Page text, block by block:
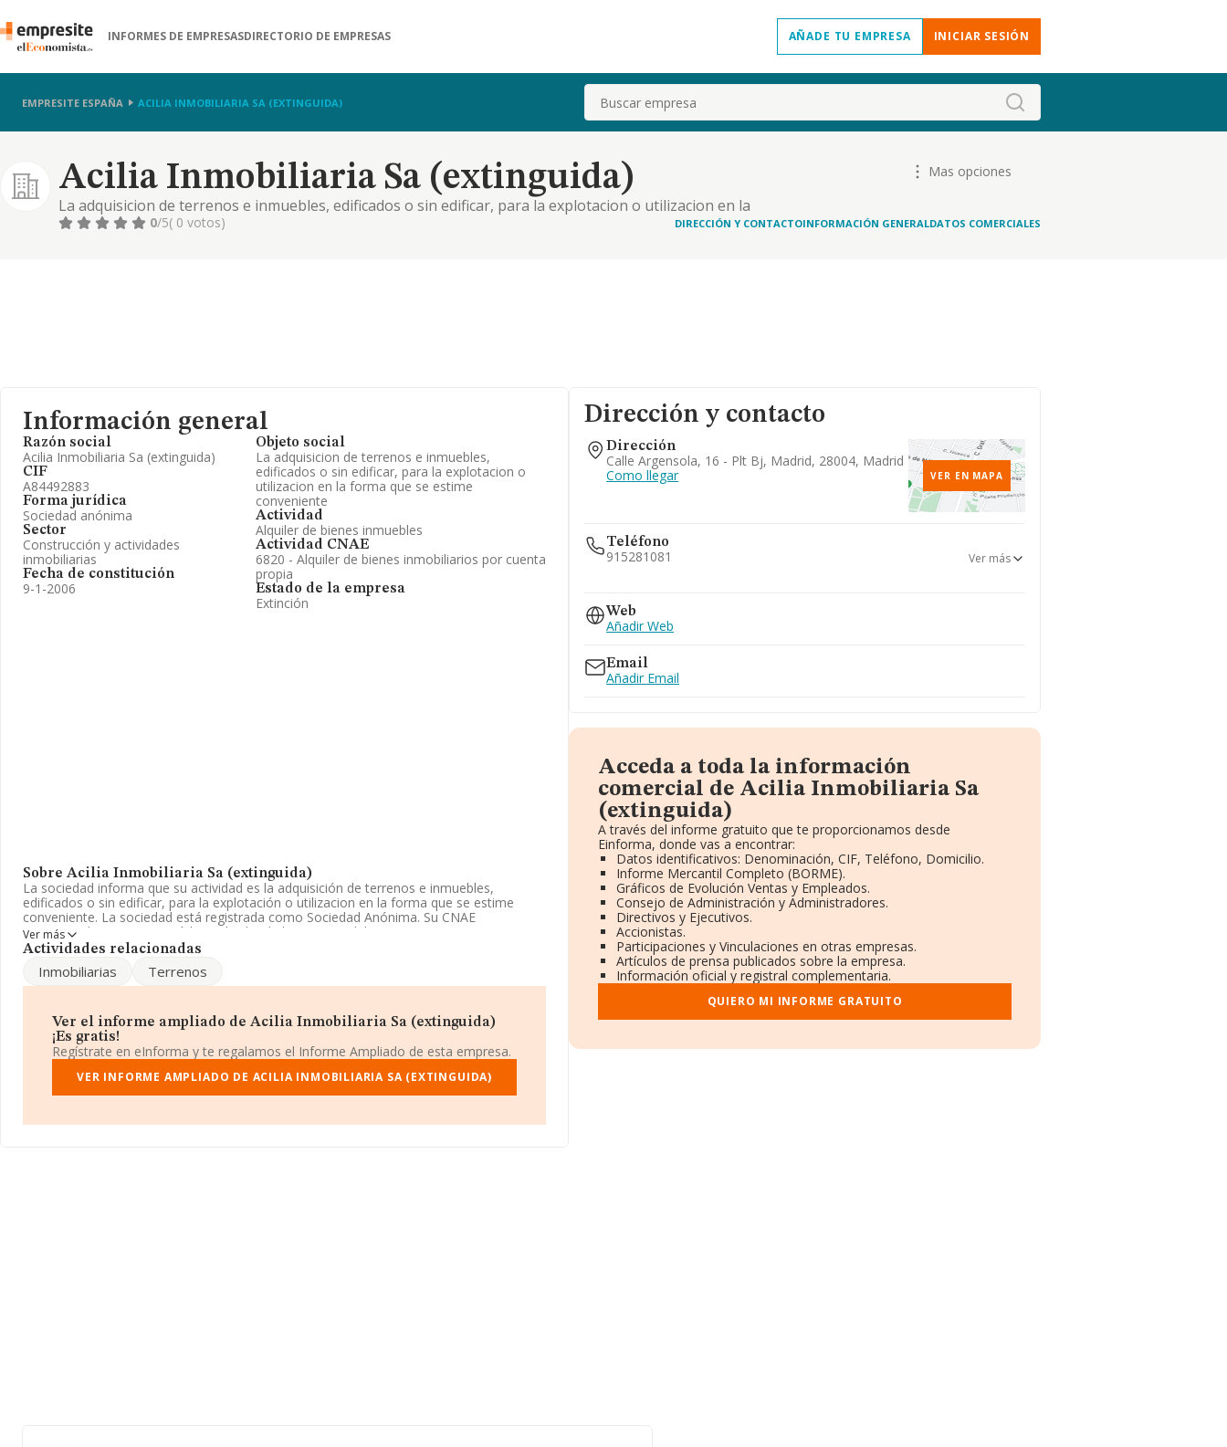
INFORMES DE EMPRESASDIRECTORIO DE EMPRESAS AÑADE TU EMPRESA INICIAR SESIÓN
EMPRESITE ESPAÑA ACILIA INMOBILIARIA SA (EXTINGUIDA) Buscar
Acilia Inmobiliaria Sa (extinguida)
La adquisicion de terrenos e inmuebles, edificados o sin edificar, para la explotacion o utilizacion en la
forma que se estime conveniente
Mas opciones
0/5( 0 votos) DIRECCIÓN Y CONTACTOINFORMACIÓN GENERALDATOS COMERCIALES
Información general
Razón social
Acilia Inmobiliaria Sa (extinguida)
CIF
A84492883
Forma jurídica
Sociedad anónima
Sector
Construcción y actividades
inmobiliarias
Fecha de constitución
9-1-2006
Objeto social
La adquisicion de terrenos e inmuebles,
edificados o sin edificar, para la explotacion o
utilizacion en la forma que se estime
conveniente
Actividad
Alquiler de bienes inmuebles
Actividad CNAE
6820 - Alquiler de bienes inmobiliarios por cuenta
propia
Estado de la empresa
Extinción
Sobre Acilia Inmobiliaria Sa (extinguida)
La sociedad informa que su actividad es la adquisición de terrenos e inmuebles,
edificados o sin edificar, para la explotación o utilizacion en la forma que se estime
conveniente. La sociedad está registrada como Sociedad Anónima. Su CNAE
corresponde a 6820 con código 'Alquiler de bienes inmobiliarios por cuenta propia'. La
empresa no tiene actividad en mercados exteriores.
Para ponerse en contacto con sus oficinas, la empresa facilita el número de teléfono
915281081.
La empresa Acilia Inmobiliaria S.A (extinguida), con CIF A84492883, se encuentra
en Calle Argensola núm. 16 Plt Bj, (28004), en el municipio de Madrid, Madrid.
Con los datos a disposición de INFORMA sobre 132.555 empresas pertenecientes al
sector, a nivel nacional la facturación asciende a 22.737 millones de euros y se calcula
un promedio de facturación de 171 mil euros entre todas las compañías. Teniendo en
empresas, con ventas en 2012 de hasta 9.891 millones de euros. Como información
Ver más
Actividades relacionadas
Inmobiliarias Terrenos
Ver el informe ampliado de Acilia Inmobiliaria Sa (extinguida)
¡Es gratis!
Regístrate en eInforma y te regalamos el Informe Ampliado de esta empresa.
VER INFORME AMPLIADO DE ACILIA INMOBILIARIA SA (EXTINGUIDA)
Dirección y contacto
Dirección
Calle Argensola, 16 - Plt Bj, Madrid, 28004, Madrid
Como llegar
VER EN MAPA
Teléfono
915281081
Ver teléfono 620...
Ver más
Web
Añadir Web
Email
Añadir Email
Acceda a toda la información
comercial de Acilia Inmobiliaria Sa
(extinguida)
A través del informe gratuito que te proporcionamos desde
Einforma, donde vas a encontrar:
Datos identificativos: Denominación, CIF, Teléfono, Domicilio.
Informe Mercantil Completo (BORME).
Gráficos de Evolución Ventas y Empleados.
Consejo de Administración y Administradores.
Directivos y Ejecutivos.
Accionistas.
Participaciones y Vinculaciones en otras empresas.
Artículos de prensa publicados sobre la empresa.
Información oficial y registral complementaria.
QUIERO MI INFORME GRATUITO